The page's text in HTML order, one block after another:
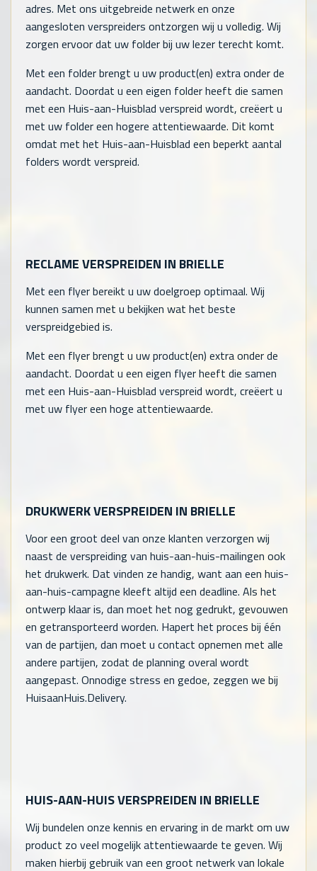
adres. Met ons uitgebreide netwerk en onze
aangesloten verspreiders ontzorgen wij u volledig. Wij
zorgen ervoor dat uw folder bij uw lezer terecht komt.
Met een folder brengt u uw product(en) extra onder de
aandacht. Doordat u een eigen folder heeft die samen
met een Huis-aan-Huisblad verspreid wordt, creëert u
met uw folder een hogere attentiewaarde. Dit komt
omdat met het Huis-aan-Huisblad een beperkt aantal
folders wordt verspreid.
RECLAME VERSPREIDEN IN BRIELLE
Met een flyer bereikt u uw doelgroep optimaal. Wij
kunnen samen met u bekijken wat het beste
verspreidgebied is.
Met een flyer brengt u uw product(en) extra onder de
aandacht. Doordat u een eigen flyer heeft die samen
met een Huis-aan-Huisblad verspreid wordt, creëert u
met uw flyer een hoge attentiewaarde.
DRUKWERK VERSPREIDEN IN BRIELLE
Voor een groot deel van onze klanten verzorgen wij
naast de verspreiding van huis-aan-huis-mailingen ook
het drukwerk. Dat vinden ze handig, want aan een huis-
aan-huis-campagne kleeft altijd een deadline. Als het
ontwerp klaar is, dan moet het nog gedrukt, gevouwen
en getransporteerd worden. Hapert het proces bij één
van de partijen, dan moet u contact opnemen met alle
andere partijen, zodat de planning overal wordt
aangepast. Onnodige stress en gedoe, zeggen we bij
HuisaanHuis.Delivery.
HUIS-AAN-HUIS VERSPREIDEN IN BRIELLE
Wij bundelen onze kennis en ervaring in de markt om uw
product zo veel mogelijk attentiewaarde te geven. Wij
maken hierbij gebruik van een groot netwerk van lokale